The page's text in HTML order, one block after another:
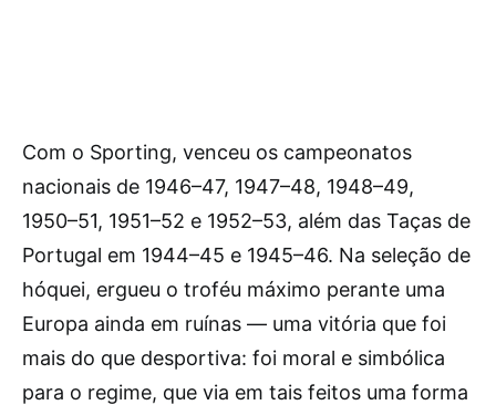
Com o Sporting, venceu os campeonatos
nacionais de 1946–47, 1947–48, 1948–49,
1950–51, 1951–52 e 1952–53, além das Taças de
Portugal em 1944–45 e 1945–46. Na seleção de
hóquei, ergueu o troféu máximo perante uma
Europa ainda em ruínas — uma vitória que foi
mais do que desportiva: foi moral e simbólica
para o regime, que via em tais feitos uma forma